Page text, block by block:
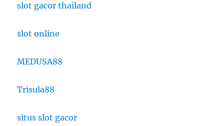
slot gacor thailand
slot online
MEDUSA88
Trisula88
situs slot gacor